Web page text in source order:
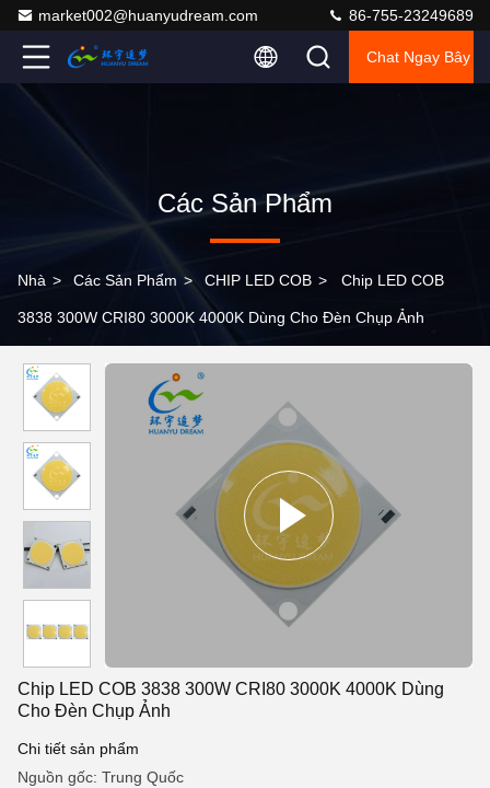
market002@huanyudream.com 86-755-23249689
Chat Ngay Bây
Các Sản Phẩm
Nhà > Các Sản Phẩm > CHIP LED COB > Chip LED COB
3838 300W CRI80 3000K 4000K Dùng Cho Đèn Chụp Ảnh
Chip LED COB 3838 300W CRI80 3000K 4000K Dùng
Cho Đèn Chụp Ảnh
Chi tiết sản phẩm
Nguồn gốc: Trung Quốc